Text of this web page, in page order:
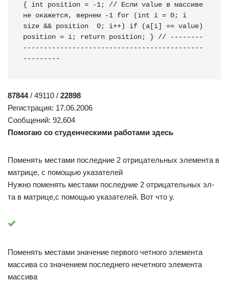
{
int position = -1 ;
// Если value в массиве
не окажется, вернем -1 for ( int i = 0 ;
size && position 0 ; i++ ) if ( a i == value )
position = i ; return position ; }
// --------
--------------------------------------------
---------
87844/ 49110 / 22898
Регистрация: 17.06.2006
Сообщений: 92,604
Помогаю со студенческими работами здесь
Поменять местами последние 2 отрицательных элемента в
матрице, с помощью указателей
Нужно поменять местами последние 2 отрицательных эл-
та в матрице,с помощью указателей. Вот что у.
Поменять местами значение первого четного элемента
массива со значением последнего нечетного элемента
массива